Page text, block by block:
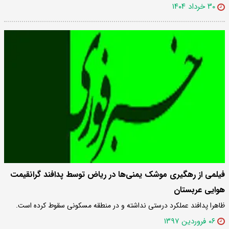
۳۰ خرداد ۱۴۰۴
فیلمی از رهگیری موشک یمنی‌ها در ریاض توسط پدافند گرانقیمت
هوایی عربستان
ظاهرا پدافند عملکرد درستی نداشته و در منطقه مسکونی سقوط کرده است.
۰۶ فروردین ۱۳۹۷